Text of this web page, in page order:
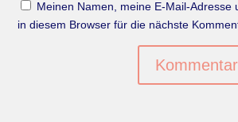
Meinen Namen, meine E-Mail-Adresse
in diesem Browser für die nächste